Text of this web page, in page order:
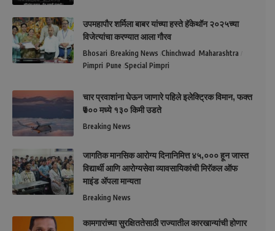
उपमहापौर शर्मिला बाबर यांच्या हस्ते हॅकेथॉन २०२५च्या
विजेत्यांचा करण्यात आला गौरव
Bhosari Breaking News Chinchwad Maharashtra
Pimpri Pune Special Pimpri
चार प्रवाशांना घेऊन जाणारे पहिले इलेक्ट्रिक विमान, फक्त
₹७०० मध्ये १३० किमी उडते
Breaking News
जागतिक मानसिक आरोग्य दिनानिमित्त ४५,००० हून जास्त
विद्यार्थी आणि आरोग्यसेवा व्यावसायिकांची मिरॅकल ऑफ
माइंड ॲपला मान्यता
Breaking News
कामगारांच्या सुरक्षिततेसाठी राज्यातील कारखान्यांची होणार